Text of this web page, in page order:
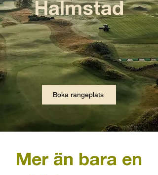
Halmstad
Boka rangeplats
Mer än bara en